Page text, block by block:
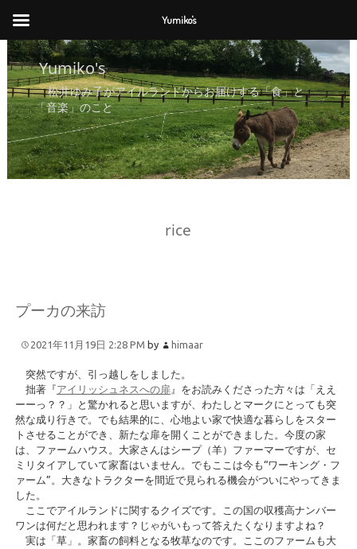
Yumiko's
松井ゆみ子がアイルランドからお届けする「食」と
「音楽」のこと
rice
プーカの来訪
2021年11月19日 2:28 PM by himaar
突然ですが、引っ越しをしました。
拙著『アイリッシュネスへの扉』をお読みくださった方々は「ええ
ーーっ？？」と驚かれると思いますが、わたしとマークにとっても突
然な成り行きで。でも結果的に、心地よい家で快適な暮らしをスター
トさせることができ、新たな扉を開くことができました。今度の家
は、ファームハウス。大家さんはシープ（羊）ファーマーですが、セ
ミリタイアしていて家畜はいません。でもここは今も“ワーキング・フ
ァーム”。大きなトラクターを間近で見られる機会がついにやってきま
した。
ここでアイルランドに関するクイズです。この国の収穫高ナンバー
ワンは何だと思われます？じゃがいもって答えたくなりますよね？
実は「草」。家畜の飼料となる牧草なのです。ここのファームも大
Yumiko's
Yumiko's